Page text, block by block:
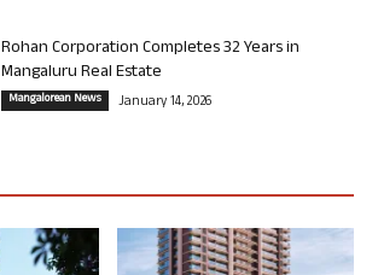
Rohan Corporation Completes 32 Years in
Mangaluru Real Estate
Mangalorean News January 14, 2026